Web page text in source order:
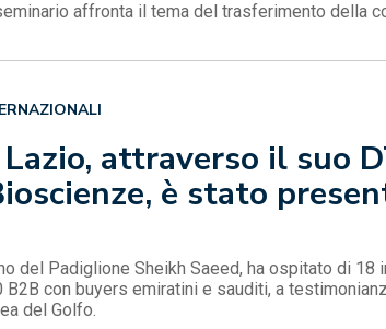
affronta il tema del trasferimento della
Lazio, attraverso il suo
è stato
del Padiglione Sheikh Saeed, ha ospitato di
con buyers emiratini e sauditi, a
del Golfo.